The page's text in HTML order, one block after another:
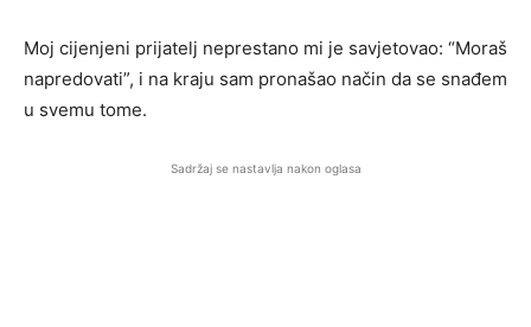
Moj cijenjeni prijatelj neprestano mi je savjetovao: “Moraš
napredovati”, i na kraju sam pronašao način da se snađem
u svemu tome.
Sadržaj se nastavlja nakon oglasa